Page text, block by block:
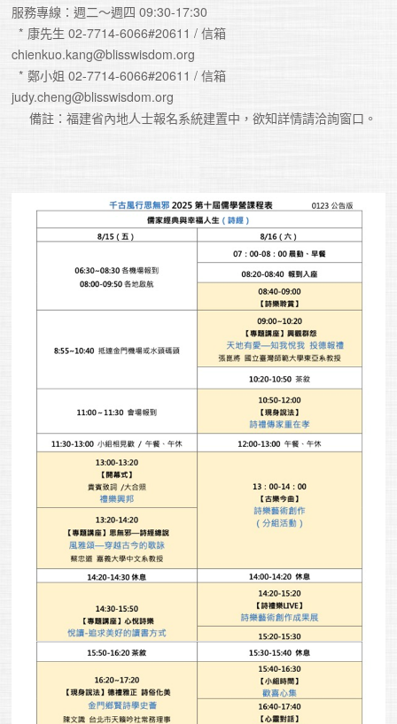
服務專線：週二～週四 09:30-17:30
* 康先生 02-7714-6066#20611 / 信箱
chienkuo.kang@blisswisdom.org
* 鄭小姐 02-7714-6066#20611 / 信箱
judy.cheng@blisswisdom.org
備註：福建省內地人士報名系統建置中，欲知詳情請洽詢窗口。